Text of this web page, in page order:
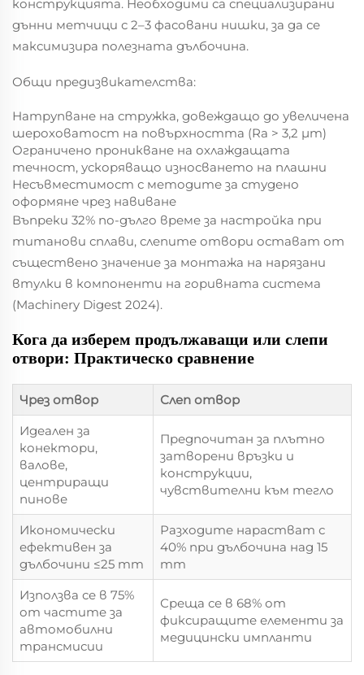
конструкцията. Необходими са специализирани
дънни метчици с 2–3 фасовани нишки, за да се
максимизира полезната дълбочина.
Общи предизвикателства:
Натрупване на стружка, довеждащо до увеличена
шероховатост на повърхността (Ra > 3,2 µm)
Ограничено проникване на охлаждащата
течност, ускоряващо износването на плашни
Несъвместимост с методите за студено
оформяне чрез навиване
Въпреки 32% по-дълго време за настройка при
титанови сплави, слепите отвори остават от
съществено значение за монтажа на нарязани
втулки в компоненти на горивната система
(Machinery Digest 2024).
Кога да изберем продължаващи или слепи
отвори: Практическо сравнение
Чрез отвор
Слеп отвор
Идеален за
конектори,
валове,
центриращи
пинове
Предпочитан за плътно
затворени връзки и
конструкции,
чувствителни към тегло
Икономически
ефективен за
дълбочини ≤25 mm
Разходите нарастват с
40% при дълбочина над 15
mm
Използва се в 75%
от частите за
автомобилни
трансмисии
Среща се в 68% от
фиксиращите елементи за
медицински импланти